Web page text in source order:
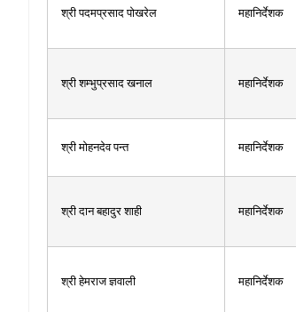
श्री पदमप्रसाद पोखरेल महानिर्देशक
श्री शम्भुप्रसाद खनाल महानिर्देशक
श्री मोहनदेव पन्त महानिर्देशक
श्री दान बहादुर शाही महानिर्देशक
श्री हेमराज ज्ञवाली महानिर्देशक